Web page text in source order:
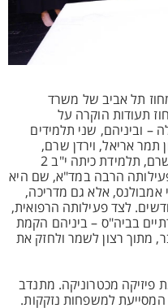
תל אביב של משרד
המחוז תעודות הוקרה על
– וביניהם, שני תלמידים
תמר אריאל, וירדן שרם,
תלמידת י"ב באורט יד ליבוביץ'. ירדן שרם, תלמידת כיתה י"ב 2
הרבה במד"א, שם היא
אמבולנס, אלא גם מדריכה,
לצד פעילותה הרפואית,
בביה"ס – ביניהם הקמת
חללי 7 באוקטובר, מתוך רצון לשמר ולחזק את
פיזיקה מכטרוניקה. מתנדב
למשפחות נזקקות.